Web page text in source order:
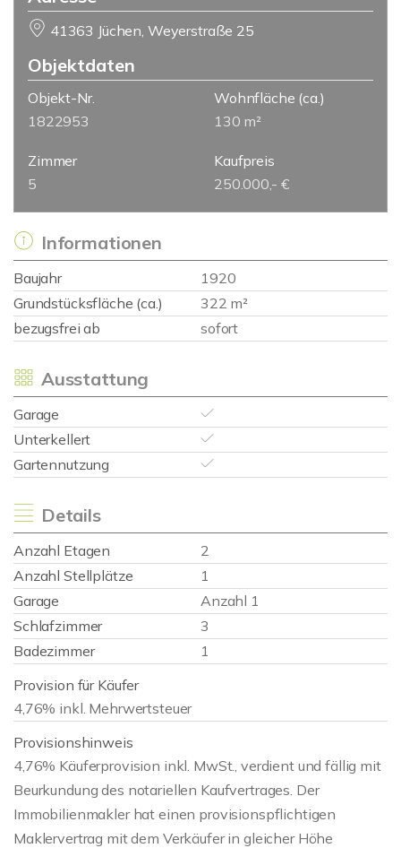
41363 Jüchen, Weyerstraße 25
Objektdaten
Objekt-Nr.
1822953
Wohnfläche (ca.)
130 m²
Zimmer
5
Kaufpreis
250.000,- €
Informationen
Baujahr
1920
Grundstücksfläche (ca.)
322 m²
bezugsfrei ab
sofort
Ausstattung
Garage
Unterkellert
Gartennutzung
Details
Anzahl Etagen
2
Anzahl Stellplätze
1
Garage
Anzahl 1
Schlafzimmer
3
Badezimmer
1
Provision für Käufer
4,76% inkl. Mehrwertsteuer
Provisionshinweis
4,76% Käuferprovision inkl. MwSt., verdient und fällig mit
Beurkundung des notariellen Kaufvertrages. Der
Immobilienmakler hat einen provisionspflichtigen
Maklervertrag mit dem Verkäufer in gleicher Höhe